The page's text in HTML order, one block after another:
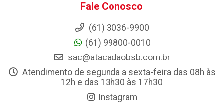
Fale Conosco
(61) 3036-9900
(61) 99800-0010
sac@atacadaobsb.com.br
Atendimento de segunda a sexta-feira das 08h às
12h e das 13h30 às 17h30
Instagram